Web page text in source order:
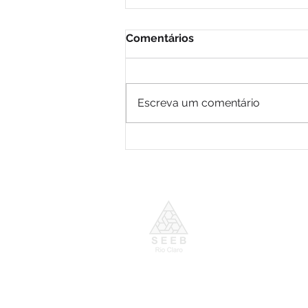
Comentários
Escreva um comentário